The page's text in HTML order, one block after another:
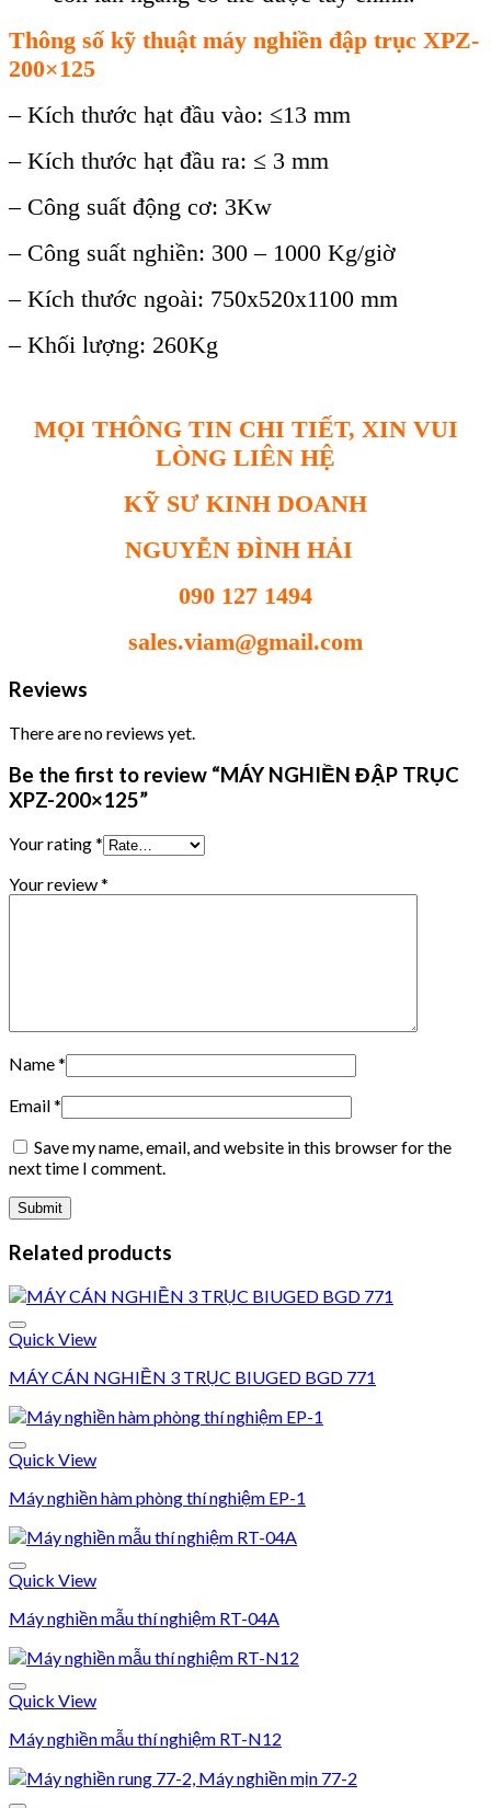
Thông số kỹ thuật máy nghiền đập trục XPZ-
200×125
– Kích thước hạt đầu vào: ≤13 mm
– Kích thước hạt đầu ra: ≤ 3 mm
– Công suất động cơ: 3Kw
– Công suất nghiền: 300 – 1000 Kg/giờ
– Kích thước ngoài: 750x520x1100 mm
– Khối lượng: 260Kg
MỌI THÔNG TIN CHI TIẾT, XIN VUI
LÒNG LIÊN HỆ
KỸ SƯ KINH DOANH
NGUYỄN ĐÌNH HẢI
090 127 1494
sales.viam@gmail.com
Reviews
There are no reviews yet.
Be the first to review “MÁY NGHIỀN ĐẬP TRỤC
XPZ-200×125”
Your rating*
Your review*
Name*
Email*
Save my name, email, and website in this browser for the
next time I comment.
Related products
Quick View
MÁY CÁN NGHIỀN 3 TRỤC BIUGED BGD 771
Quick View
Máy nghiền hàm phòng thí nghiệm EP-1
Quick View
Máy nghiền mẫu thí nghiệm RT-04A
Quick View
Máy nghiền mẫu thí nghiệm RT-N12